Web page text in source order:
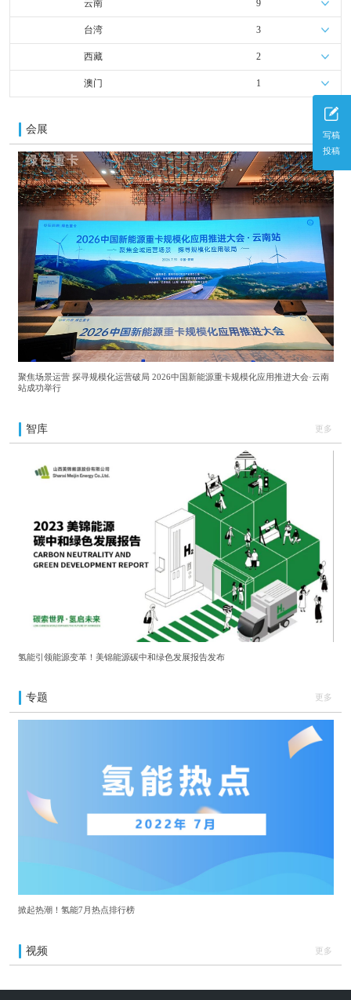
写稿
投稿
云南 9
台湾 3
西藏 2
澳门 1
会展 更多
聚焦场景运营 探寻规模化运营破局 2026中国新能源重卡规模化应用推进大会·云南
站成功举行
智库 更多
氢能引领能源变革！美锦能源碳中和绿色发展报告发布
专题 更多
掀起热潮！氢能7月热点排行榜
视频 更多